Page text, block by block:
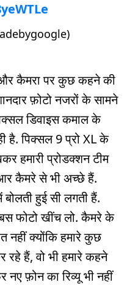
कैमरा पर कुछ कहने की
फ़ोटो नजरों के सामने
डिवाइस कमाल के
है. पिक्सल 9 प्रो XL के
हमारी प्रोडक्शन टीम
कैमरे से भी अच्छे हैं.
हुई सी लगती हैं.
फोटो खींच लो. कैमरे के
नहीं क्योंकि हमारे कुछ
रहे हैं, वो भी हमारे कहने
नए फ़ोन का रिव्यू भी नहीं